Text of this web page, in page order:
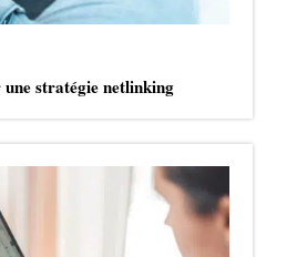
stratégie netlinking